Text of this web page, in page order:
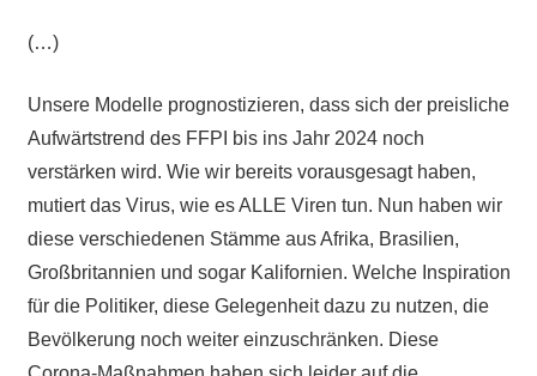
(…)
Unsere Modelle prognostizieren, dass sich der preisliche
Aufwärtstrend des FFPI bis ins Jahr 2024 noch
verstärken wird. Wie wir bereits vorausgesagt haben,
mutiert das Virus, wie es ALLE Viren tun. Nun haben wir
diese verschiedenen Stämme aus Afrika, Brasilien,
Großbritannien und sogar Kalifornien. Welche Inspiration
für die Politiker, diese Gelegenheit dazu zu nutzen, die
Bevölkerung noch weiter einzuschränken. Diese